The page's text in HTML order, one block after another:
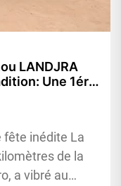
LANDJRA
Une 1ére
fête inédite La
de la
a vibré au